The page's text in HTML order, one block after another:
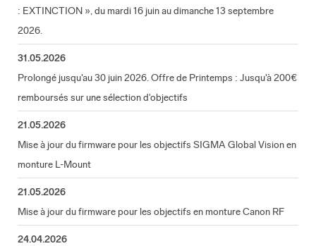
: EXTINCTION », du mardi 16 juin au dimanche 13 septembre
2026.
31.05.2026
Prolongé jusqu'au 30 juin 2026. Offre de Printemps : Jusqu'à 200€
remboursés sur une sélection d'objectifs
21.05.2026
Mise à jour du firmware pour les objectifs SIGMA Global Vision en
monture L-Mount
21.05.2026
Mise à jour du firmware pour les objectifs en monture Canon RF
24.04.2026